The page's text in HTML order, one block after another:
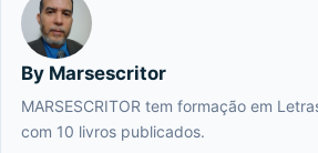
By Marsescritor
MARSESCRITOR tem formação em
com 10 livros publicados.